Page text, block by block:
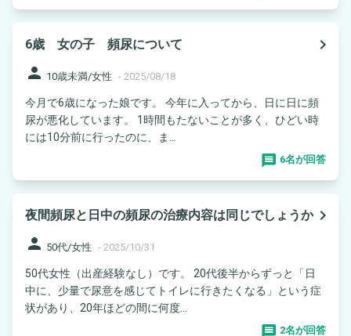
6歳 女の子 頻尿について
navigate_next
person 10歳未満/女性 - 2025/08/18
今月で6歳になった娘です。 今年に入ってから、日に日に頻
尿が悪化しています。 1時間もたないことが多く、ひどい時
には10分前に行ったのに、ま...
6名が回答
夜間頻尿と日中の頻尿の治療内容は同じでしょうかnavigate_next
person 50代/女性 - 2025/10/31
50代女性（出産経験なし）です。 20代後半からずっと「日
中に、少量で尿意を感じてトイレに行きたくなる」という症
状があり、20年ほどの間に何度...
2名が回答